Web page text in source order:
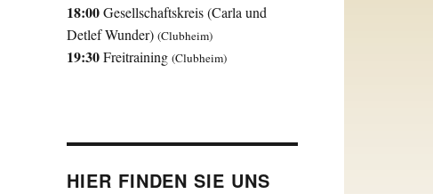
18:00Gesellschaftskreis (Carla und
Detlef Wunder) (Clubheim)
19:30Freitraining (Clubheim)
HIER FINDEN SIE UNS